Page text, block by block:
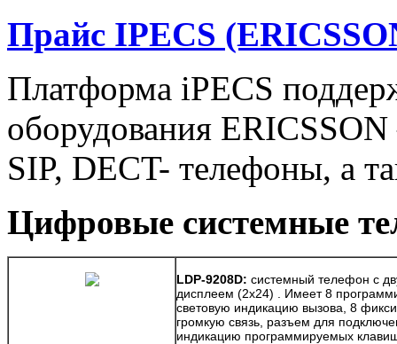
Прайс IPECS
Платформа iPECS
оборудова­ния
SIP, DECT- телефоны, а
Цифровые системные
LDP-9208D: системный телефон с
дисплеем (2х24) . Имеет 8
световую индикацию вызова, 8
громкую связь, разъем для
индикацию программируемых